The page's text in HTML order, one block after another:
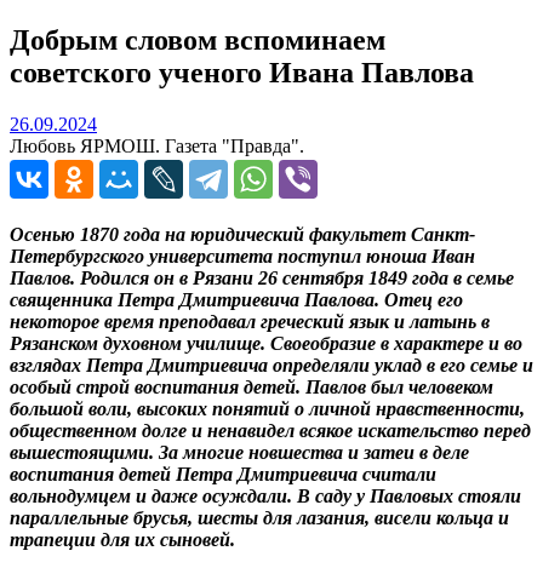
Добрым словом вспоминаем
советского ученого Ивана Павлова
26.09.202426.09.2024
Любовь ЯРМОШ. Газета "Правда".
Осенью 1870 года на юридический факультет Санкт-
Петербургского университета поступил юноша Иван
Павлов. Родился он в Рязани 26 сентября 1849 года в семье
священника Петра Дмитриевича Павлова. Отец его
некоторое время преподавал греческий язык и латынь в
Рязанском духовном училище. Своеобразие в характере и во
взглядах Петра Дмитриевича определяли уклад в его семье и
особый строй воспитания детей. Павлов был человеком
большой воли, высоких понятий о личной нравственности,
общественном долге и ненавидел всякое искательство перед
вышестоящими. За многие новшества и затеи в деле
воспитания детей Петра Дмитриевича считали
вольнодумцем и даже осуждали. В саду у Павловых стояли
параллельные брусья, шесты для лазания, висели кольца и
трапеции для их сыновей.